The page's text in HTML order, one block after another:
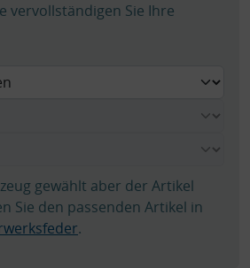
vervollständigen Sie Ihre
gewählt aber der Artikel
Sie den passenden Artikel in
.